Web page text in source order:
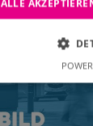
ALLE